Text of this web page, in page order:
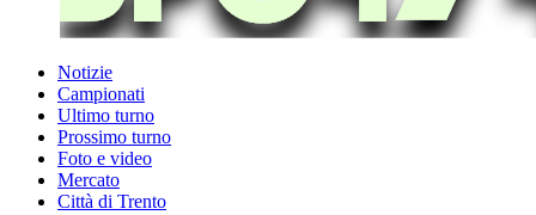
Notizie
Campionati
Ultimo turno
Prossimo turno
Foto e video
Mercato
Città di Trento